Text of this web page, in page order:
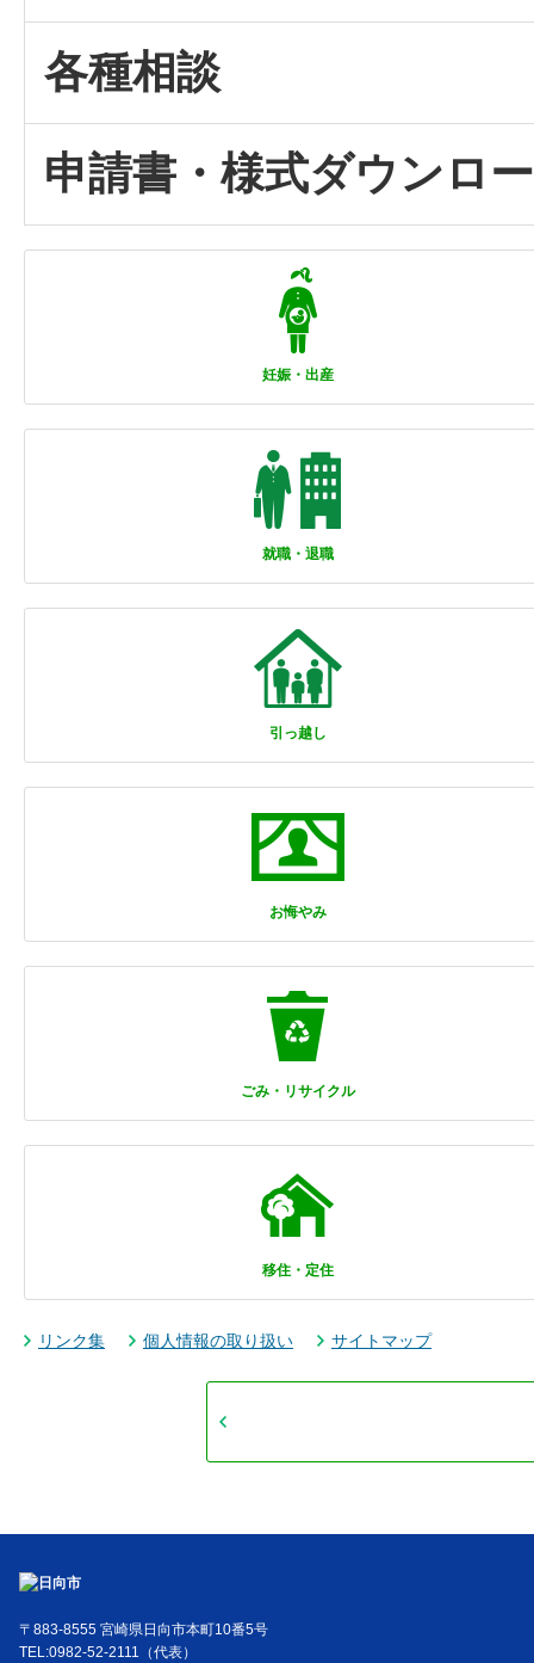
各種相談
申請書・様式ダウンロ
妊娠・出産
就職・退職
引っ越し
お悔やみ
ごみ・リサイクル
移住・定住
リンク集 個人情報の取り扱い サイトマップ
〒883-8555 宮崎県日向市本町10番5号
TEL:0982-52-2111（代表）